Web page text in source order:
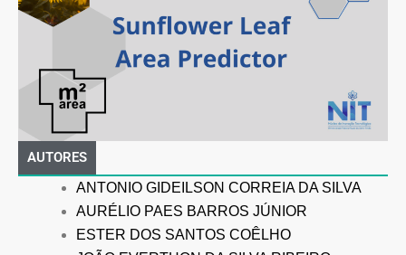
AUTORES
ANTONIO GIDEILSON CORREIA DA SILVA
AURÉLIO PAES BARROS JÚNIOR
ESTER DOS SANTOS COÊLHO